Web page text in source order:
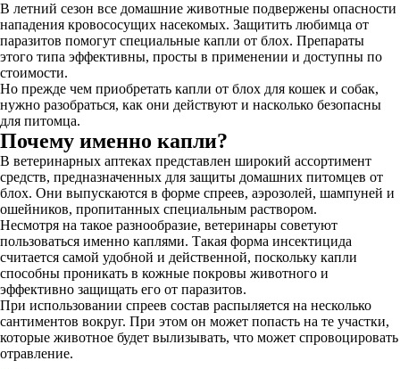
В летний сезон все домашние животные подвержены опасности
нападения кровососущих насекомых. Защитить любимца от
паразитов помогут специальные капли от блох. Препараты
этого типа эффективны, просты в применении и доступны по
стоимости.
Но прежде чем приобретать капли от блох для кошек и собак,
нужно разобраться, как они действуют и насколько безопасны
для питомца.
Почему именно капли?
В ветеринарных аптеках представлен широкий ассортимент
средств, предназначенных для защиты домашних питомцев от
блох. Они выпускаются в форме спреев, аэрозолей, шампуней и
ошейников, пропитанных специальным раствором.
Несмотря на такое разнообразие, ветеринары советуют
пользоваться именно каплями. Такая форма инсектицида
считается самой удобной и действенной, поскольку капли
способны проникать в кожные покровы животного и
эффективно защищать его от паразитов.
При использовании спреев состав распыляется на несколько
сантиментов вокруг. При этом он может попасть на те участки,
которые животное будет вылизывать, что может спровоцировать
отравление.